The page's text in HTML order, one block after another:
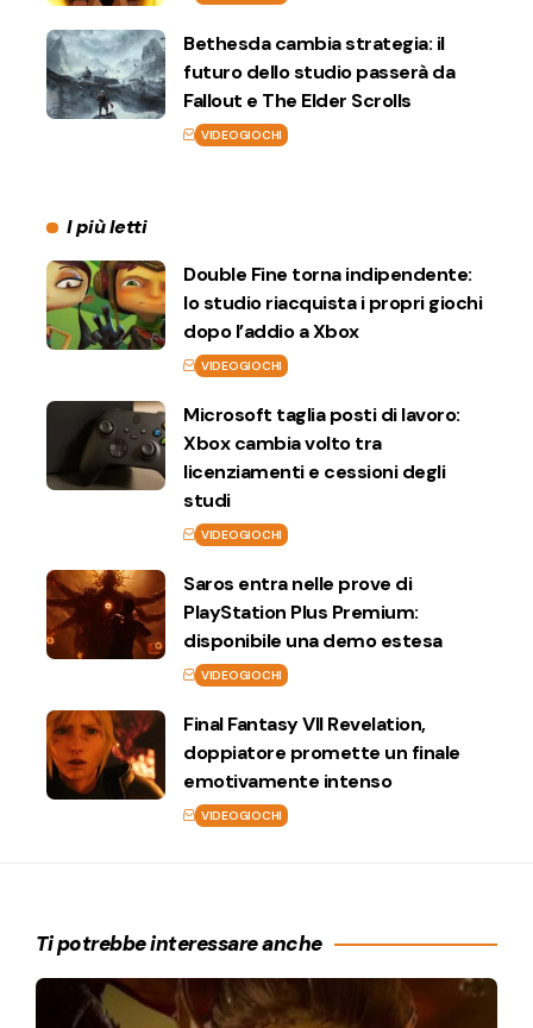
Bethesda cambia strategia: il
futuro dello studio passerà da
Fallout e The Elder Scrolls
VIDEOGIOCHI
I più letti
Double Fine torna indipendente:
lo studio riacquista i propri giochi
dopo l’addio a Xbox
VIDEOGIOCHI
Microsoft taglia posti di lavoro:
Xbox cambia volto tra
licenziamenti e cessioni degli
studi
VIDEOGIOCHI
Saros entra nelle prove di
PlayStation Plus Premium:
disponibile una demo estesa
VIDEOGIOCHI
Final Fantasy VII Revelation,
doppiatore promette un finale
emotivamente intenso
VIDEOGIOCHI
Ti potrebbe interessare anche